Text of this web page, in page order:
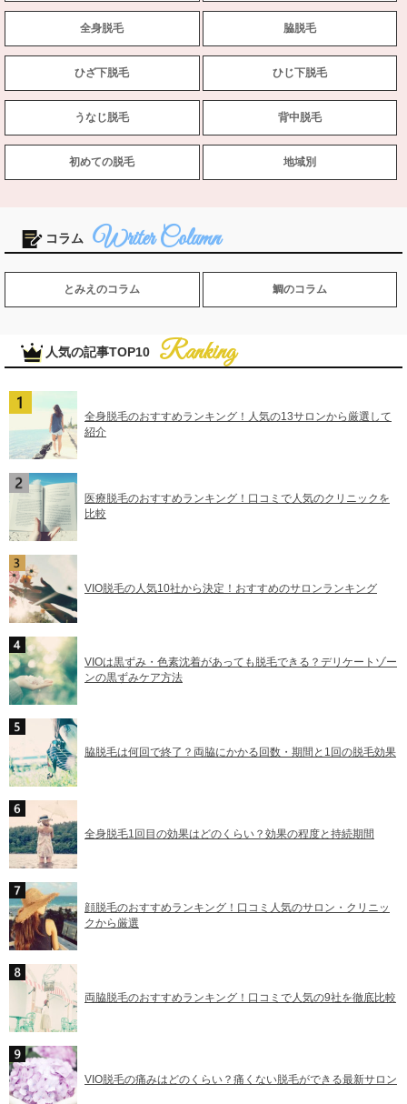
全身脱毛 脇脱毛
ひざ下脱毛 ひじ下脱毛
うなじ脱毛 背中脱毛
初めての脱毛 地域別
コラム
とみえのコラム 鯛のコラム
人気の記事TOP10
全身脱毛のおすすめランキング！人気の13サロンから厳選して
紹介
医療脱毛のおすすめランキング！口コミで人気のクリニックを
比較
VIO脱毛の人気10社から決定！おすすめのサロンランキング
VIOは黒ずみ・色素沈着があっても脱毛できる？デリケートゾー
ンの黒ずみケア方法
脇脱毛は何回で終了？両脇にかかる回数・期間と1回の脱毛効果
全身脱毛1回目の効果はどのくらい？効果の程度と持続期間
顔脱毛のおすすめランキング！口コミ人気のサロン・クリニッ
クから厳選
両脇脱毛のおすすめランキング！口コミで人気の9社を徹底比較
VIO脱毛の痛みはどのくらい？痛くない脱毛ができる最新サロン